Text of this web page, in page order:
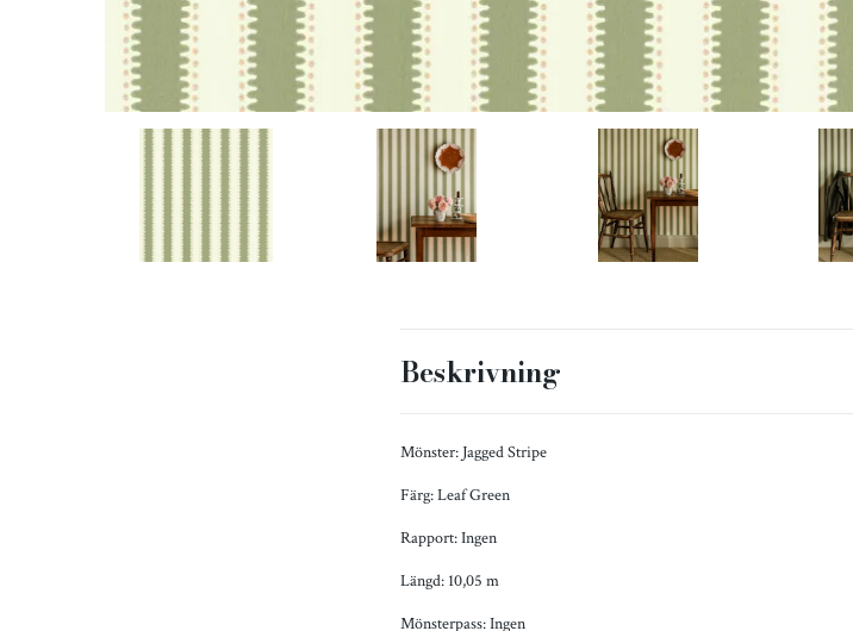
Beskrivning
Mönster: Jagged Stripe
Färg: Leaf Green
Rapport: Ingen
Längd: 10,05 m
Mönsterpass: Ingen